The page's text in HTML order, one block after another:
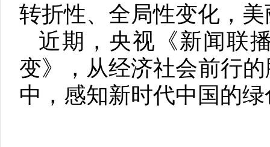
转折性、全局性变化，
近期，央视 《新闻联
变》，从经济社会前行
中，感知新时代中国的